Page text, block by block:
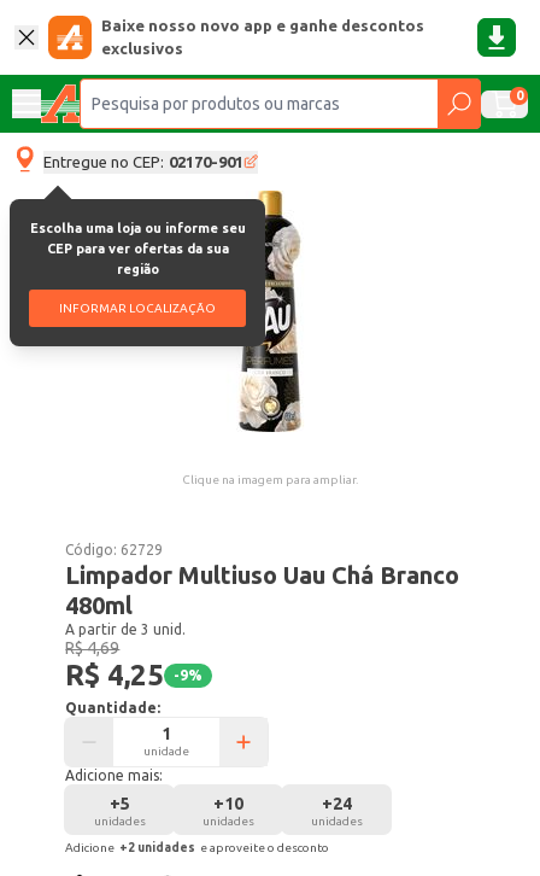
Baixe nosso novo app e ganhe descontos
exclusivos
0
Entregue no CEP: 02170-901
Escolha uma loja ou informe seu
CEP para ver ofertas da sua
região
INFORMAR LOCALIZAÇÃO
Clique na imagem para ampliar.
Código: 62729
Limpador Multiuso Uau Chá Branco
480ml
A partir de 3 unid.
R$ 4,69
R$ 4,25 -9%
Quantidade:
unidade
Adicione mais:
+5
unidades
+10
unidades
+24
unidades
Adicione +2 unidades e aproveite o desconto